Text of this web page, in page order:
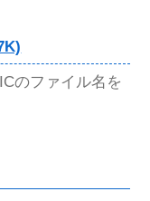
のファイル名を